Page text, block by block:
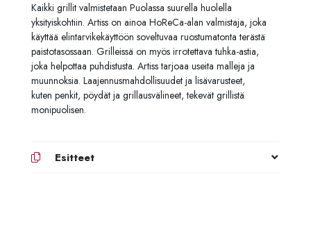
Kaikki grillit valmistetaan Puolassa suurella huolella
yksityiskohtiin. Artiss on ainoa HoReCa-alan valmistaja, joka
käyttää elintarvikekäyttöön soveltuvaa ruostumatonta terästä
paistotasossaan. Grilleissä on myös irrotettava tuhka-astia,
joka helpottaa puhdistusta. Artiss tarjoaa useita malleja ja
muunnoksia. Laajennusmahdollisuudet ja lisävarusteet,
kuten penkit, pöydät ja grillausvälineet, tekevät grillistä
monipuolisen.
Esitteet